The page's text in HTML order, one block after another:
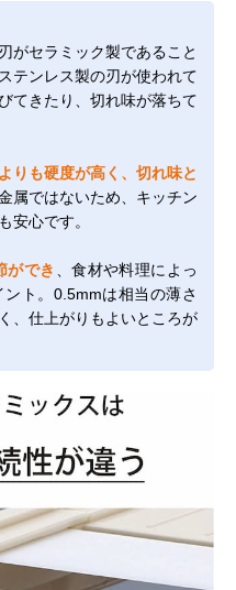
がセラミック製であること
テンレス製の刃が使われて
てきたり、切れ味が落ちて
りも硬度が高く、切れ味と
属ではないため、キッチン
安心です。
ができ
、食材や料理によっ
ト。0.5mmは相当の薄さ
、仕上がりもよいところが